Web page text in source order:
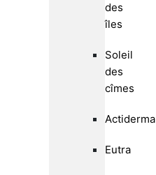
des
îles
Soleil
des
cîmes
Actiderma
Eutra